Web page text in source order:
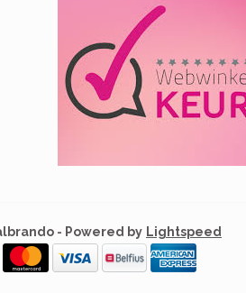
- Powered by Lightspeed